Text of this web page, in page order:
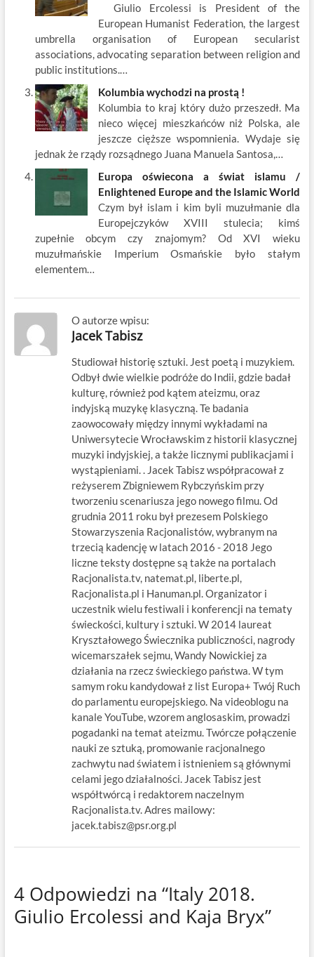
Giulio Ercolessi is President of the
European Humanist Federation, the largest
umbrella organisation of European secularist
associations, advocating separation between religion and
public institutions.…
Kolumbia wychodzi na prostą !
Kolumbia to kraj który dużo przeszedł. Ma
nieco więcej mieszkańców niż Polska, ale
jeszcze cięższe wspomnienia. Wydaje się
jednak że rządy rozsądnego Juana Manuela Santosa,…
Europa oświecona a świat islamu /
Enlightened Europe and the Islamic World
Czym był islam i kim byli muzułmanie dla
Europejczyków XVIII stulecia; kimś
zupełnie obcym czy znajomym? Od XVI wieku
muzułmańskie Imperium Osmańskie było stałym
elementem…
O autorze wpisu:
Jacek Tabisz
Studiował historię sztuki. Jest poetą i muzykiem.
Odbył dwie wielkie podróże do Indii, gdzie badał
kulturę, również pod kątem ateizmu, oraz
indyjską muzykę klasyczną. Te badania
zaowocowały między innymi wykładami na
Uniwersytecie Wrocławskim z historii klasycznej
muzyki indyjskiej, a także licznymi publikacjami i
wystąpieniami. . Jacek Tabisz współpracował z
reżyserem Zbigniewem Rybczyńskim przy
tworzeniu scenariusza jego nowego filmu. Od
grudnia 2011 roku był prezesem Polskiego
Stowarzyszenia Racjonalistów, wybranym na
trzecią kadencję w latach 2016 - 2018 Jego
liczne teksty dostępne są także na portalach
Racjonalista.tv, natemat.pl, liberte.pl,
Racjonalista.pl i Hanuman.pl. Organizator i
uczestnik wielu festiwali i konferencji na tematy
świeckości, kultury i sztuki. W 2014 laureat
Kryształowego Świecznika publiczności, nagrody
wicemarszałek sejmu, Wandy Nowickiej za
działania na rzecz świeckiego państwa. W tym
samym roku kandydował z list Europa+ Twój Ruch
do parlamentu europejskiego. Na videoblogu na
kanale YouTube, wzorem anglosaskim, prowadzi
pogadanki na temat ateizmu. Twórcze połączenie
nauki ze sztuką, promowanie racjonalnego
zachwytu nad światem i istnieniem są głównymi
celami jego działalności. Jacek Tabisz jest
współtwórcą i redaktorem naczelnym
Racjonalista.tv. Adres mailowy:
jacek.tabisz@psr.org.pl
4 Odpowiedzi na “Italy 2018.
Giulio Ercolessi and Kaja Bryx”